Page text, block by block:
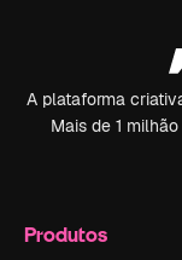
A plataforma
Mais de 1
Produtos